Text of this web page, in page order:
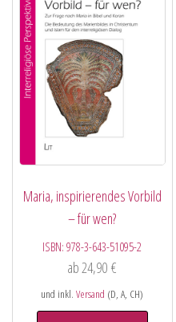
Maria, inspirierendes Vorbild
– für wen?
ISBN:978-3-643-51095-2
ab24,90€
und inkl.Versand (D, A, CH)